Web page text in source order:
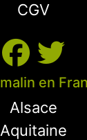
CGV
en
Alsace
Aquitaine